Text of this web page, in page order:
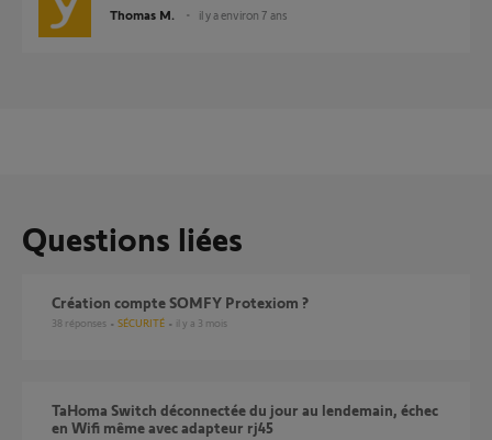
Thomas M. il y a environ 7 ans
Questions liées
création compte SOMFY Protexiom ?
38 réponses SÉCURITÉ il y a 3 mois
TaHoma Switch déconnectée du jour au lendemain, échec
en Wifi même avec adapteur rj45